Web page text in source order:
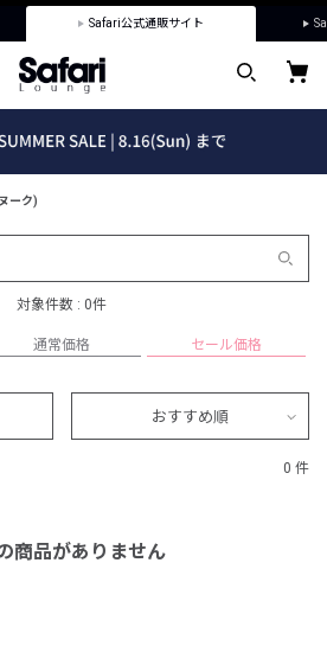
Safari公式通販サイト
ーク)
対象件数 : 0件
通常価格 セール価格
おすすめ順
0 件
商品がありません